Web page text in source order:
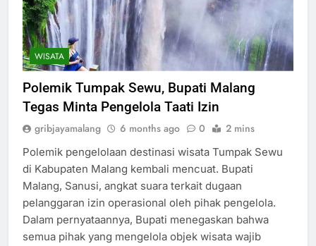
WISATA
Polemik Tumpak Sewu, Bupati Malang
Tegas Minta Pengelola Taati Izin
gribjayamalang 6 months ago 0 2 mins
Polemik pengelolaan destinasi wisata Tumpak Sewu
di Kabupaten Malang kembali mencuat. Bupati
Malang, Sanusi, angkat suara terkait dugaan
pelanggaran izin operasional oleh pihak pengelola.
Dalam pernyataannya, Bupati menegaskan bahwa
semua pihak yang mengelola objek wisata wajib